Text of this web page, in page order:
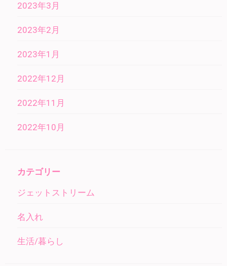
2023年3月
2023年2月
2023年1月
2022年12月
2022年11月
2022年10月
カテゴリー
ジェットストリーム
名入れ
生活/暮らし